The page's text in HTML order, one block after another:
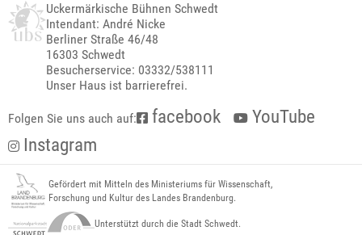
Uckermärkische Bühnen Schwedt
Intendant: André Nicke
Berliner Straße 46/48
16303 Schwedt
Besucherservice: 03332/538111
Unser Haus ist barrierefrei.
Folgen Sie uns auch auf: facebook
YouTube
Instagram
Gefördert mit Mitteln des Ministeriums für Wissenschaft,
Forschung und Kultur des Landes Brandenburg.
Unterstützt durch die Stadt Schwedt.